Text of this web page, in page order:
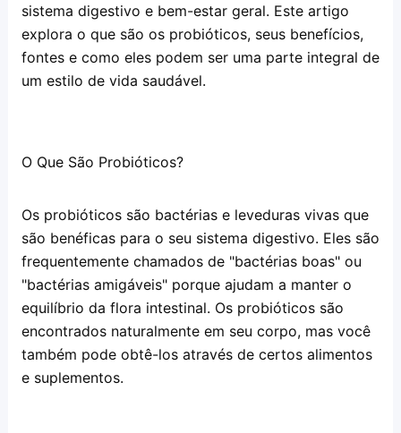
sistema digestivo e bem-estar geral. Este artigo
explora o que são os probióticos, seus benefícios,
fontes e como eles podem ser uma parte integral de
um estilo de vida saudável.
O Que São Probióticos?
Os probióticos são bactérias e leveduras vivas que
são benéficas para o seu sistema digestivo. Eles são
frequentemente chamados de "bactérias boas" ou
"bactérias amigáveis" porque ajudam a manter o
equilíbrio da flora intestinal. Os probióticos são
encontrados naturalmente em seu corpo, mas você
também pode obtê-los através de certos alimentos
e suplementos.